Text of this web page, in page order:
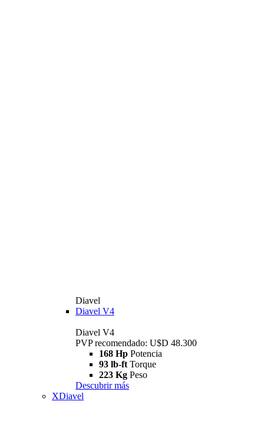
Diavel
Diavel V4
Diavel V4
PVP recomendado: U$D 48.300
168 Hp Potencia
93 lb-ft Torque
223 Kg Peso
Descubrir más
XDiavel